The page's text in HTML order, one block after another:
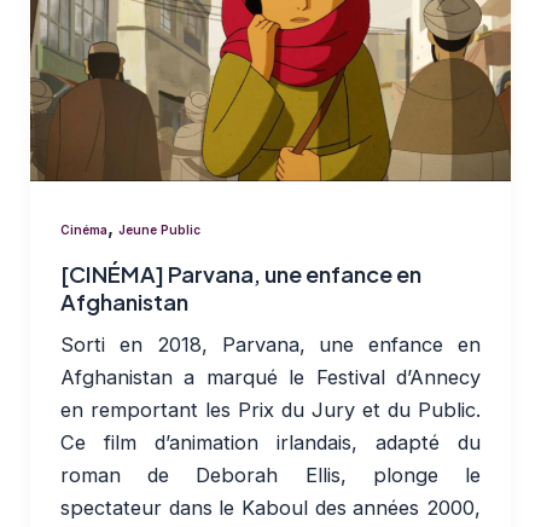
Cinéma, Jeune Public
[CINÉMA] Parvana, une enfance en
Afghanistan
Sorti en 2018, Parvana, une enfance en
Afghanistan a marqué le Festival d’Annecy
en remportant les Prix du Jury et du Public.
Ce film d’animation irlandais, adapté du
roman de Deborah Ellis, plonge le
spectateur dans le Kaboul des années 2000,